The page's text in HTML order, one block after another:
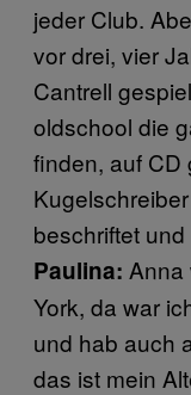
jeder Club.
vor drei, vier
Cantrell
oldschool die
finden, auf CD
beschriftet
Paulina: Anna
York, da war
und hab auch
das ist mein